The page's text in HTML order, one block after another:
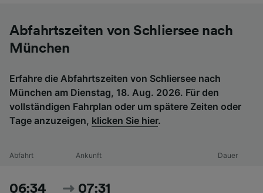
Abfahrtszeiten von Schliersee nach
München
Erfahre die Abfahrtszeiten von Schliersee nach
München am Dienstag, 18. Aug. 2026. Für den
vollständigen Fahrplan oder um spätere Zeiten oder
Tage anzuzeigen, klicken Sie hier.
Abfahrt Ankunft Dauer
06:34 07:31